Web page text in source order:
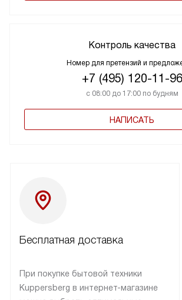
Контроль качества
Номер для претензий и
+7 (495) 120-11-96
с 08:00 до 17:00 по будням
НАПИСАТЬ
Бесплатная доставка
При покупке бытовой техники
Kuppersberg в интернет-магазине